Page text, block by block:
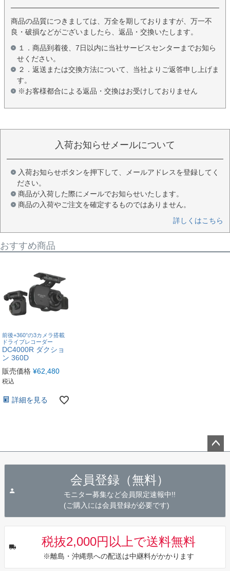
商品の品質につきましては、万全を期しておりますが、万一不
良・破損などがございましたら、返品・交換いたします。
１．商品到着後、7日以内に当社サービスセンターまでお知ら
せください。
２．返送または交換方法について、当社よりご返答申し上げま
す。
※お客様都合による返品・交換はお受けしておりません
入荷お知らせメールについて
入荷お知らせボタンを押下して、メールアドレスを登録してく
ださい。
商品が入荷した際にメールでお知らせいたします。
商品の入荷やご注文を確定するものではありません。
詳しくはこちら
おすすめ商品
前後+360°の3カメラ搭載
ドライブレコーダー
DC4000R ダクショ
ン 360D
販売価格 ¥62,480
税込
詳細を見る
会員登録（無料）
モニター募集など会員限定速報中!!
(ご購入には会員登録が必要です)
税抜2,000円以上で送料無料
※離島・沖縄県への配送は中継料がかかります